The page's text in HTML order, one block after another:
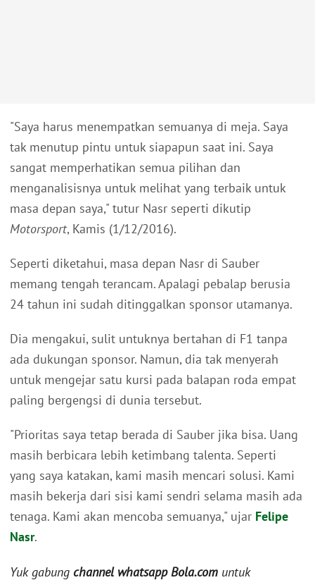
"Saya harus menempatkan semuanya di meja. Saya
tak menutup pintu untuk siapapun saat ini. Saya
sangat memperhatikan semua pilihan dan
menganalisisnya untuk melihat yang terbaik untuk
masa depan saya," tutur Nasr seperti dikutip
Motorsport, Kamis (1/12/2016).
Seperti diketahui, masa depan Nasr di Sauber
memang tengah terancam. Apalagi pebalap berusia
24 tahun ini sudah ditinggalkan sponsor utamanya.
Dia mengakui, sulit untuknya bertahan di F1 tanpa
ada dukungan sponsor. Namun, dia tak menyerah
untuk mengejar satu kursi pada balapan roda empat
paling bergengsi di dunia tersebut.
"Prioritas saya tetap berada di Sauber jika bisa. Uang
masih berbicara lebih ketimbang talenta. Seperti
yang saya katakan, kami masih mencari solusi. Kami
masih bekerja dari sisi kami sendri selama masih ada
tenaga. Kami akan mencoba semuanya," ujar Felipe
Nasr.
Yuk gabung channel whatsapp Bola.com untuk